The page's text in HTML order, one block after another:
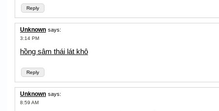
Reply
Unknown says:
3:14 PM
Reply
hồng sâm thái lát khô
Unknown says:
8:59 AM